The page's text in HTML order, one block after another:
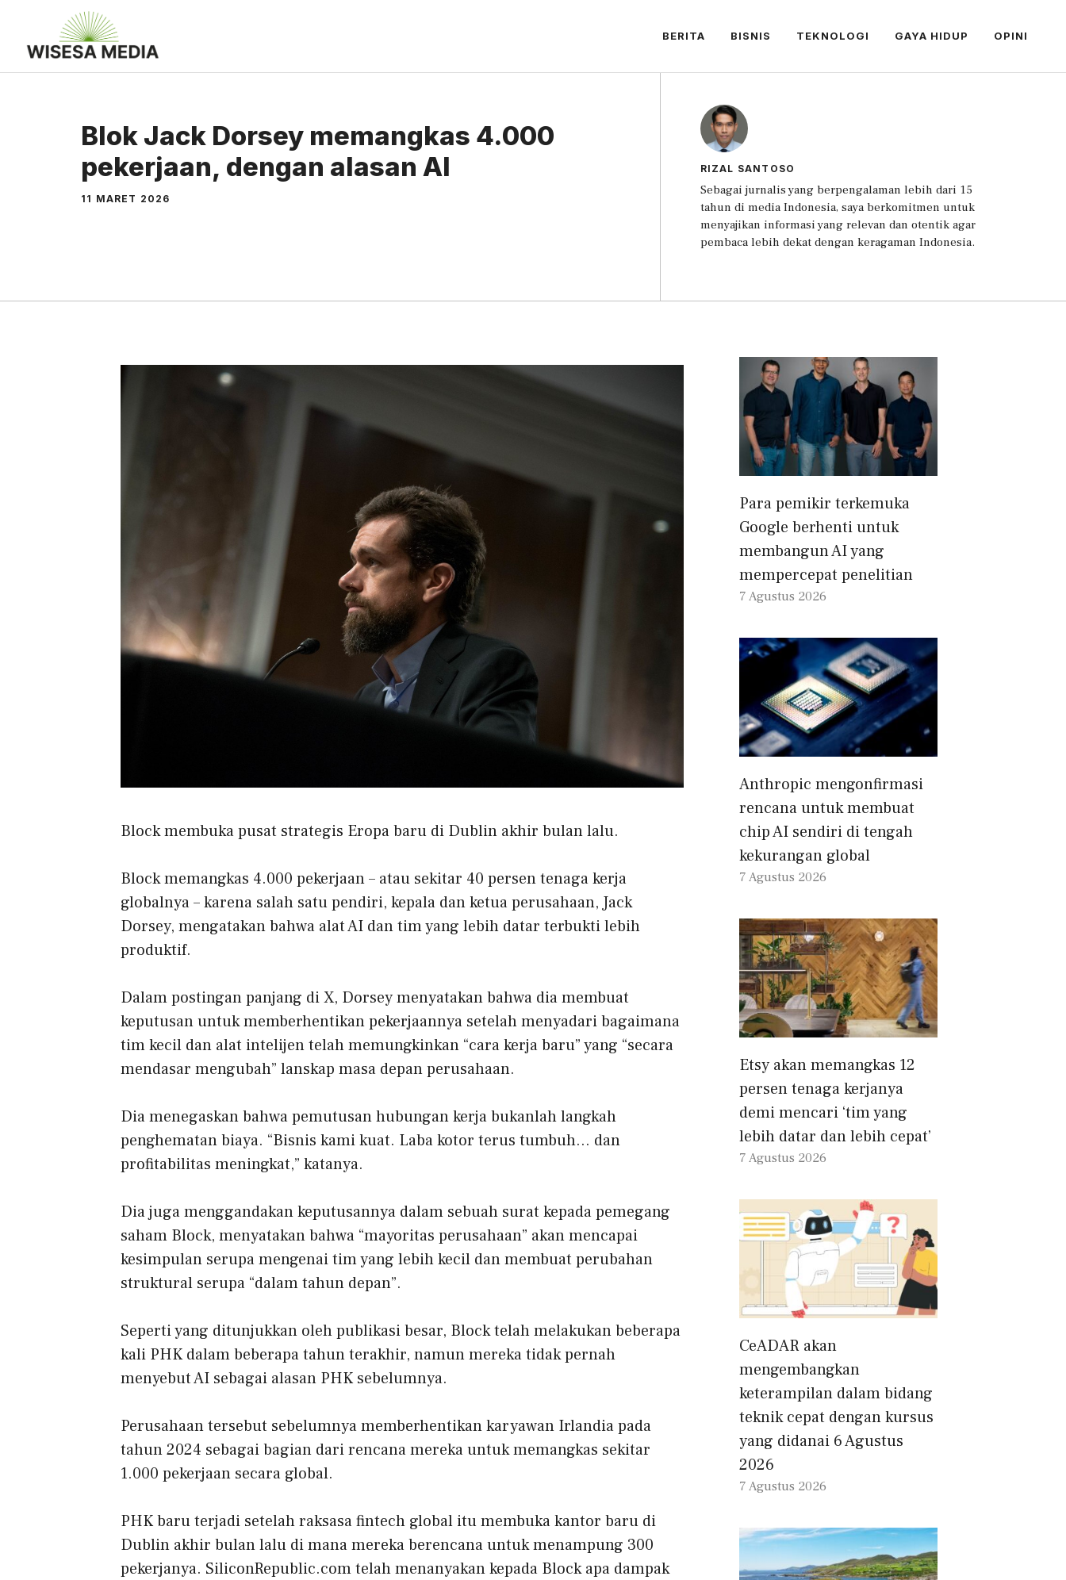
BERITA BISNIS TEKNOLOGI GAYA HIDUP OPINI
Blok Jack Dorsey memangkas 4.000
pekerjaan, dengan alasan AI
11 MARET 2026
RIZAL SANTOSO
Sebagai jurnalis yang berpengalaman lebih dari 15
tahun di media Indonesia, saya berkomitmen untuk
menyajikan informasi yang relevan dan otentik agar
pembaca lebih dekat dengan keragaman Indonesia.
Block membuka pusat strategis Eropa baru di Dublin akhir bulan lalu.
Block memangkas 4.000 pekerjaan – atau sekitar 40 persen tenaga kerja
globalnya – karena salah satu pendiri, kepala dan ketua perusahaan, Jack
Dorsey, mengatakan bahwa alat AI dan tim yang lebih datar terbukti lebih
produktif.
Dalam postingan panjang di X, Dorsey menyatakan bahwa dia membuat
keputusan untuk memberhentikan pekerjaannya setelah menyadari bagaimana
tim kecil dan alat intelijen telah memungkinkan “cara kerja baru” yang “secara
mendasar mengubah” lanskap masa depan perusahaan.
Dia menegaskan bahwa pemutusan hubungan kerja bukanlah langkah
penghematan biaya. “Bisnis kami kuat. Laba kotor terus tumbuh… dan
profitabilitas meningkat,” katanya.
Dia juga menggandakan keputusannya dalam sebuah surat kepada pemegang
saham Block, menyatakan bahwa “mayoritas perusahaan” akan mencapai
kesimpulan serupa mengenai tim yang lebih kecil dan membuat perubahan
struktural serupa “dalam tahun depan”.
Seperti yang ditunjukkan oleh publikasi besar, Block telah melakukan beberapa
kali PHK dalam beberapa tahun terakhir, namun mereka tidak pernah
menyebut AI sebagai alasan PHK sebelumnya.
Perusahaan tersebut sebelumnya memberhentikan karyawan Irlandia pada
tahun 2024 sebagai bagian dari rencana mereka untuk memangkas sekitar
1.000 pekerjaan secara global.
PHK baru terjadi setelah raksasa fintech global itu membuka kantor baru di
Dublin akhir bulan lalu di mana mereka berencana untuk menampung 300
pekerjanya. SiliconRepublic.com telah menanyakan kepada Block apa dampak
Para pemikir terkemuka
Google berhenti untuk
membangun AI yang
mempercepat penelitian
7 Agustus 2026
Anthropic mengonfirmasi
rencana untuk membuat
chip AI sendiri di tengah
kekurangan global
7 Agustus 2026
Etsy akan memangkas 12
persen tenaga kerjanya
demi mencari ‘tim yang
lebih datar dan lebih cepat’
7 Agustus 2026
CeADAR akan
mengembangkan
keterampilan dalam bidang
teknik cepat dengan kursus
yang didanai 6 Agustus
2026
7 Agustus 2026